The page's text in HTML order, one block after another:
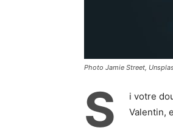
Photo Jamie Street,
S
i votre
Valentin,